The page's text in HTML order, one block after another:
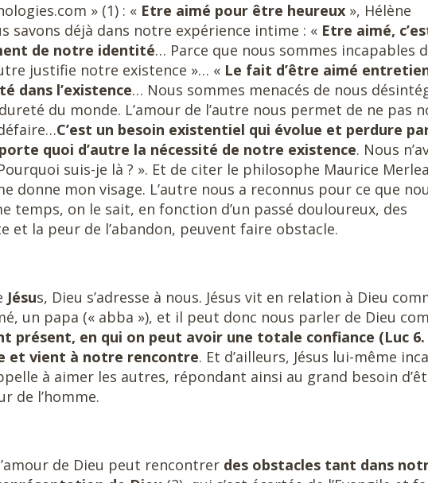
» (1) : « Etre aimé pour être heureux », Hélène
savons déjà dans notre expérience intime : « Etre aimé,
de notre identité… Parce que nous sommes incapables
justifie notre existence »… « Le fait d’être aimé
dans l’existence… Nous sommes menacés de nous
du monde. L’amour de l’autre nous permet de ne pas
C’est un besoin existentiel qui évolue et perdure
quoi d’autre la nécessité de notre existence. Nous
suis-je là ? ». Et de citer le philosophe Maurice
donne mon visage. L’autre nous a reconnus pour ce que
temps, on le sait, en fonction d’un passé douloureux, des
et la peur de l’abandon, peuvent faire obstacle.
Jésus, Dieu s’adresse à nous. Jésus vit en relation à Dieu
un papa (« abba »), et il peut donc nous parler de Dieu
présent, en qui on peut avoir une totale confiance (Luc 6.
et vient à notre rencontre. Et d’ailleurs, Jésus lui-même
à aimer les autres, répondant ainsi au grand besoin
de l’homme.
de Dieu peut rencontrer des obstacles tant dans